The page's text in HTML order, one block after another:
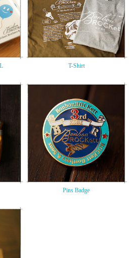
T-Shirt
Pins Badge